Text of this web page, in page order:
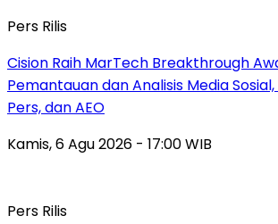
Pers Rilis
Cision Raih MarTech Breakthrough
Pemantauan dan Analisis Media
Pers, dan AEO
Kamis, 6 Agu 2026 - 17:00 WIB
Pers Rilis